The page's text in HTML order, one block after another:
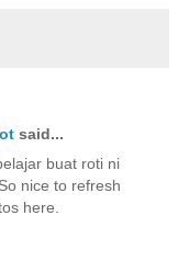
said...
buat roti ni
nice to refresh
here.